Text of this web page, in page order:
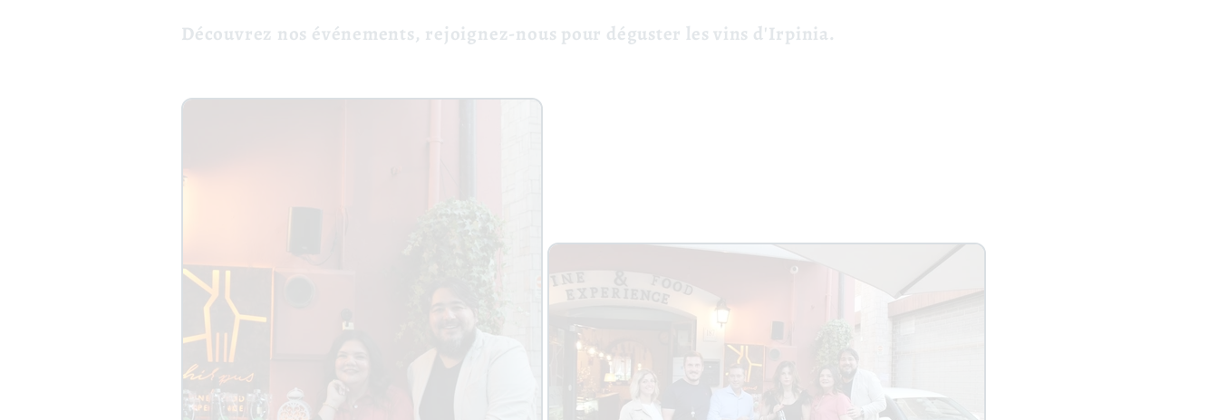
Découvrez nos événements, rejoignez-nous pour déguster les vins d'Irpinia.